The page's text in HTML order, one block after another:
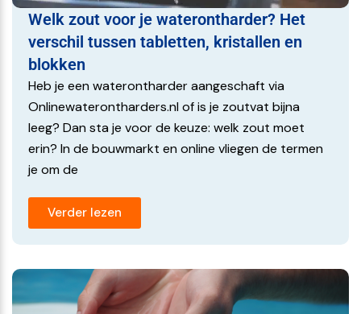
Welk zout voor je waterontharder? Het
verschil tussen tabletten, kristallen en
blokken
Heb je een waterontharder aangeschaft via
Onlinewaterontharders.nl of is je zoutvat bijna
leeg? Dan sta je voor de keuze: welk zout moet
erin? In de bouwmarkt en online vliegen de termen
je om de
Verder lezen